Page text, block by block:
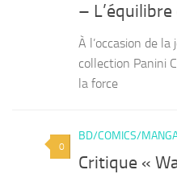
–
À l’occasion de
collection Panini
la force
0
BD/COMICS/
Critique «